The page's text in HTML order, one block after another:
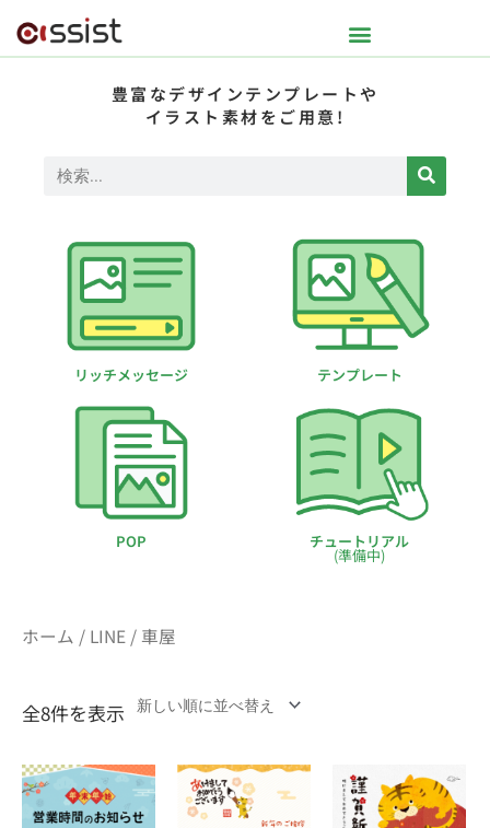
豊富なデザインテンプレートや
イラスト素材をご用意!
リッチメッセージ テンプレート
POP チュートリアル
(準備中)
ホーム / LINE / 車屋
全8件を表示